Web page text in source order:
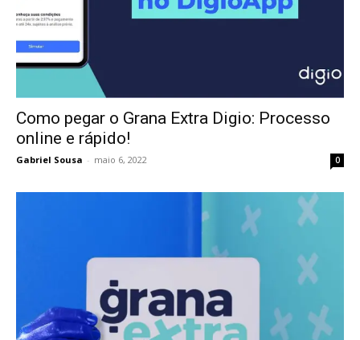
Como pegar o Grana Extra Digio: Processo
online e rápido!
Gabriel Sousa - maio 6, 2022 0